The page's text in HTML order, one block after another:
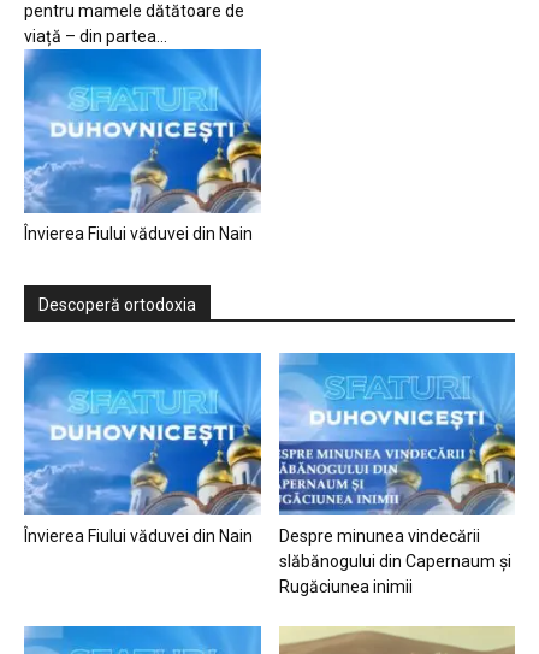
pentru mamele dătătoare de
viață – din partea...
Învierea Fiului văduvei din Nain
Descoperă ortodoxia
Învierea Fiului văduvei din Nain
Despre minunea vindecării
slăbănogului din Capernaum și
Rugăciunea inimii